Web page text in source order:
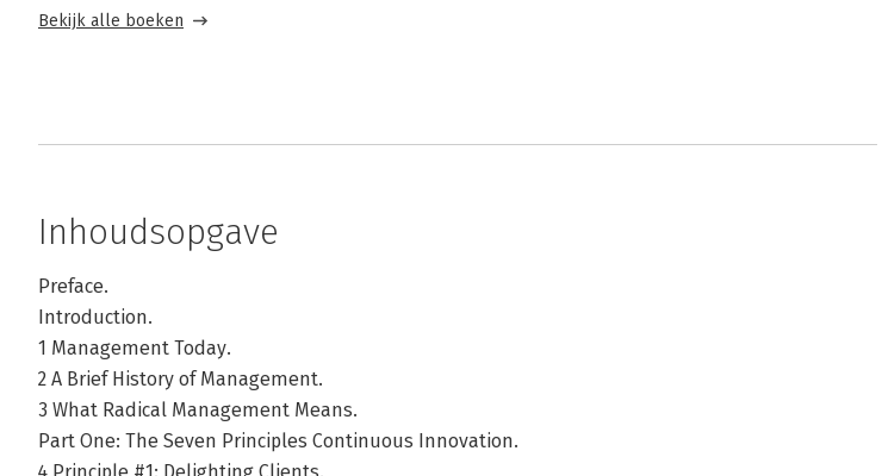
Bekijk alle boeken
Inhoudsopgave
Preface.
Introduction.
1 Management Today.
2 A Brief History of Management.
3 What Radical Management Means.
Part One: The Seven Principles Continuous Innovation.